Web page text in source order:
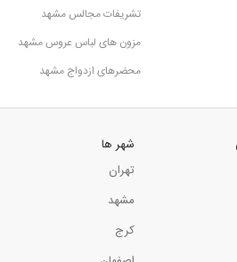
تشریفات مجالس مشهد
مزون های لباس عروس مشهد
محضرهای ازدواج مشهد
شهر ها
تهران
مشهد
کرج